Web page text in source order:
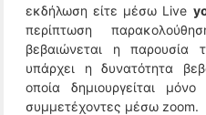
εκδήλωση είτε μέσω Live
περίπτωση
βεβαιώνεται η παρουσία
υπάρχει η δυνατότητα
οποία δημιουργείται
συμμετέχοντες μέσω zoom.